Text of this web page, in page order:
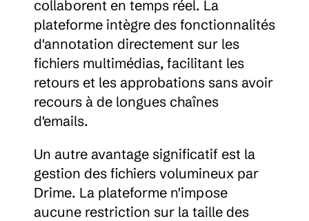
collaborent en temps réel. La
plateforme intègre des fonctionnalités
d'annotation directement sur les
fichiers multimédias, facilitant les
retours et les approbations sans avoir
recours à de longues chaînes
d'emails.
Un autre avantage significatif est la
gestion des fichiers volumineux par
Drime. La plateforme n'impose
aucune restriction sur la taille des